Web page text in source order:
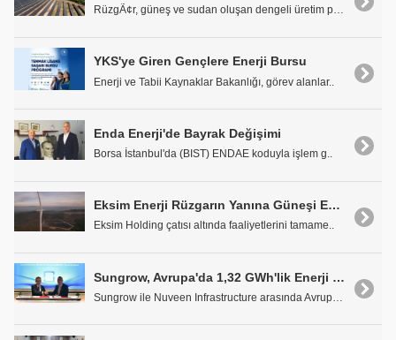
RüzgÃ¢r, güneş ve sudan oluşan dengeli üretim port..
YKS'ye Giren Gençlere Enerji Bursu
Enerji ve Tabii Kaynaklar Bakanlığı, görev alanlar..
Enda Enerji'de Bayrak Değişimi
Borsa İstanbul'da (BIST) ENDAE koduyla işlem g..
Eksim Enerji Rüzgarın Yanına Güneşi Ekledi
Eksim Holding çatısı altında faaliyetlerini tamame..
Sungrow, Avrupa'da 1,32 GWh'lik Enerji Depolama Anlaşmasına İmza Attı